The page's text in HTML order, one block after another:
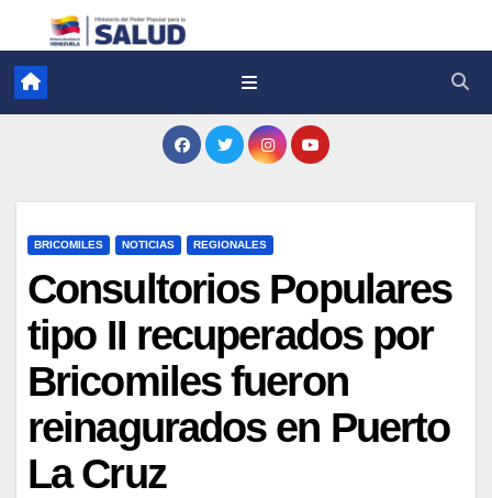
BRICOMILES NOTICIAS REGIONALES
Consultorios Populares
tipo II recuperados por
Bricomiles fueron
reinagurados en Puerto
La Cruz